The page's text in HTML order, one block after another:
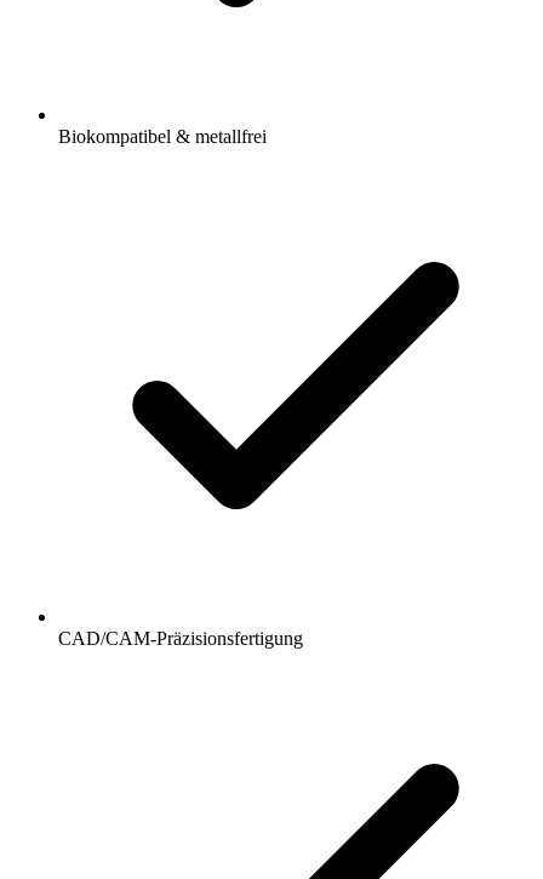
Biokompatibel & metallfrei
CAD/CAM-Präzisionsfertigung